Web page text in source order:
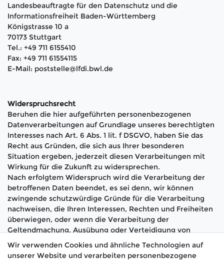
Landesbeauftragte für den Datenschutz und die
Informationsfreiheit Baden-Württemberg
Königstrasse 10 a
70173 Stuttgart
Tel.: +49 711 6155410
Fax: +49 711 61554115
E-Mail: poststelle@lfdi.bwl.de
Widerspruchsrecht
Beruhen die hier aufgeführten personenbezogenen
Datenverarbeitungen auf Grundlage unseres berechtigten
Interesses nach Art. 6 Abs. 1 lit. f DSGVO, haben Sie das
Recht aus Gründen, die sich aus Ihrer besonderen
Situation ergeben, jederzeit diesen Verarbeitungen mit
Wirkung für die Zukunft zu widersprechen.
Nach erfolgtem Widerspruch wird die Verarbeitung der
betroffenen Daten beendet, es sei denn, wir können
zwingende schutzwürdige Gründe für die Verarbeitung
nachweisen, die Ihren Interessen, Rechten und Freiheiten
überwiegen, oder wenn die Verarbeitung der
Geltendmachung, Ausübung oder Verteidigung von
Rechtsansprüchen dient.
Wir verwenden Cookies und ähnliche Technologien auf
unserer Website und verarbeiten personenbezogene